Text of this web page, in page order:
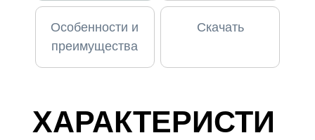
Особенности и
преимущества
Скачать
ХАРАКТЕРИСТИ